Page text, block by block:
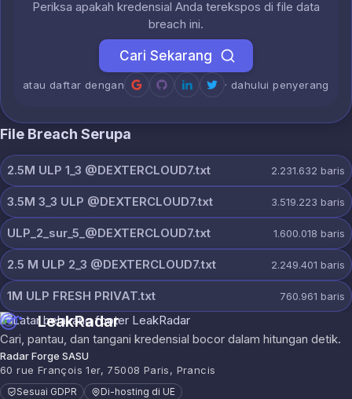
Periksa apakah kredensial Anda terekspos di file data
breach ini.
Cari Sekarang
atau daftar dengan · dahului penyerang
File Breach Serupa
2.5M ULP 1_3 @DEXTERCLOUD7.txt 2.231.632 baris
3.5M 3_3 ULP @DEXTERCLOUD7.txt 3.519.223 baris
ULP_2_sur_5_@DEXTERCLOUD7.txt 1.600.018 baris
2.5 M ULP 2_3 @DEXTERCLOUD7.txt 2.249.401 baris
1M ULP FRESH PRIVAT.txt 760.961 baris
LeakRadar
Cari, pantau, dan tangani kredensial bocor dalam hitungan detik.
Radar Forge SASU
60 rue François 1er, 75008 Paris, Prancis
Sesuai GDPR Di-hosting di UE